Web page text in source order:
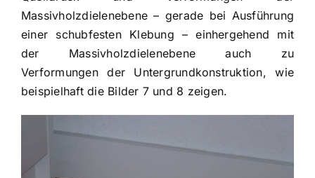
Massivholzdielenebene – gerade bei Ausführung
einer schubfesten Klebung – einhergehend mit
der Massivholzdielenebene auch zu
Verformungen der Untergrundkonstruktion, wie
beispielhaft die Bilder 7 und 8 zeigen.